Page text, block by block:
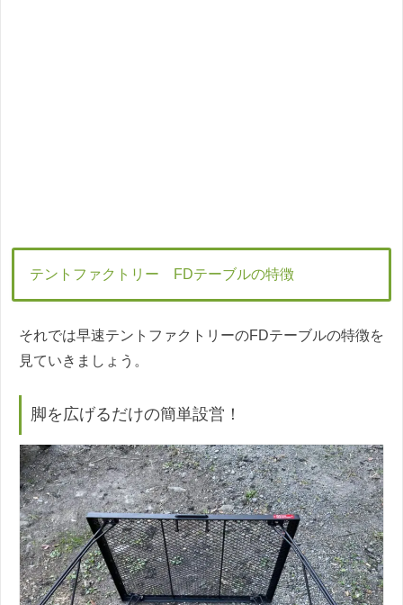
テントファクトリー FDテーブルの特徴
それでは早速テントファクトリーのFDテーブルの特徴を
見ていきましょう。
脚を広げるだけの簡単設営！